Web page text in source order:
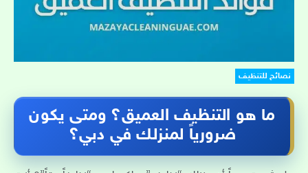
نصائح للتنظيف
ما هو التنظيف العميق؟ ومتى يكون
ضرورياً لمنزلك في دبي؟